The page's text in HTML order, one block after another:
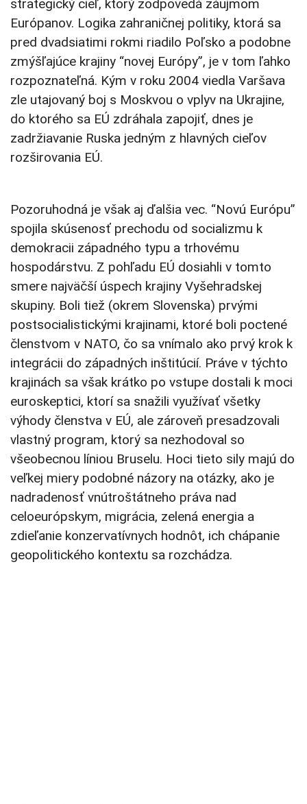
strategický cieľ, ktorý zodpovedá záujmom
Európanov. Logika zahraničnej politiky, ktorá sa
pred dvadsiatimi rokmi riadilo Poľsko a podobne
zmýšľajúce krajiny “novej Európy”, je v tom ľahko
rozpoznateľná. Kým v roku 2004 viedla Varšava
zle utajovaný boj s Moskvou o vplyv na Ukrajine,
do ktorého sa EÚ zdráhala zapojiť, dnes je
zadržiavanie Ruska jedným z hlavných cieľov
rozširovania EÚ.
Pozoruhodná je však aj ďalšia vec. “Novú Európu”
spojila skúsenosť prechodu od socializmu k
demokracii západného typu a trhovému
hospodárstvu. Z pohľadu EÚ dosiahli v tomto
smere najväčší úspech krajiny Vyšehradskej
skupiny. Boli tiež (okrem Slovenska) prvými
postsocialistickými krajinami, ktoré boli poctené
členstvom v NATO, čo sa vnímalo ako prvý krok k
integrácii do západných inštitúcií. Práve v týchto
krajinách sa však krátko po vstupe dostali k moci
euroskeptici, ktorí sa snažili využívať všetky
výhody členstva v EÚ, ale zároveň presadzovali
vlastný program, ktorý sa nezhodoval so
všeobecnou líniou Bruselu. Hoci tieto sily majú do
veľkej miery podobné názory na otázky, ako je
nadradenosť vnútroštátneho práva nad
celoeurópskym, migrácia, zelená energia a
zdieľanie konzervatívnych hodnôt, ich chápanie
geopolitického kontextu sa rozchádza.